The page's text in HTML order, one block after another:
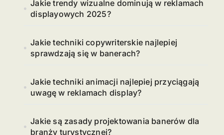
Jakie trendy wizualne dominują w reklamach
displayowych 2025?
Jakie techniki copywriterskie najlepiej
sprawdzają się w banerach?
Jakie techniki animacji najlepiej przyciągają
uwagę w reklamach display?
Jakie są zasady projektowania banerów dla
branży turystycznej?